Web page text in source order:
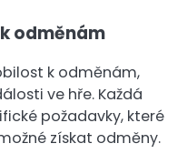
odměnám
k odměnám,
ve hře. Každá
požadavky, které
získat odměny.